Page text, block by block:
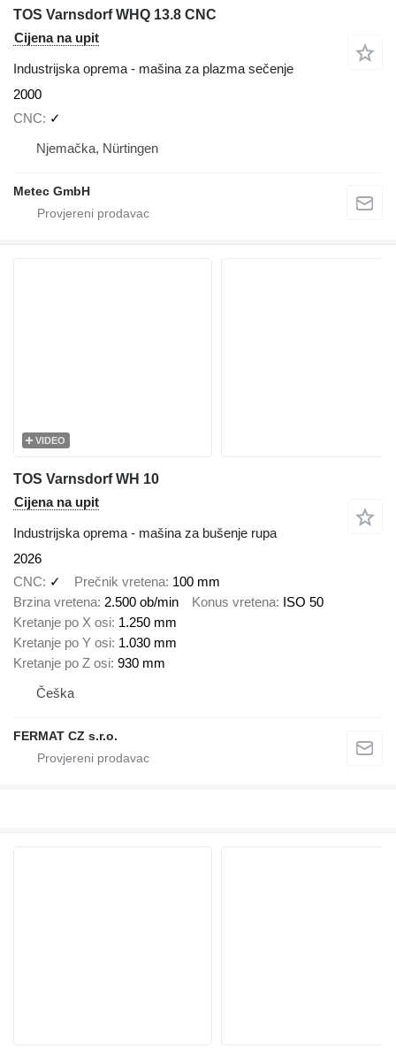
TOS Varnsdorf WHQ 13.8 CNC
Cijena na upit
Industrijska oprema - mašina za plazma sečenje
2000
CNC
✓
Njemačka, Nürtingen
Metec GmbH
VIDEO
TOS Varnsdorf WH 10
Cijena na upit
Industrijska oprema - mašina za bušenje rupa
2026
CNC
✓ Prečnik vretena 100 mm
Brzina vretena 2.500 ob/min Konus vretena ISO 50
Kretanje po X osi 1.250 mm
Kretanje po Y osi 1.030 mm
Kretanje po Z osi 930 mm
Češka
FERMAT CZ s.r.o.